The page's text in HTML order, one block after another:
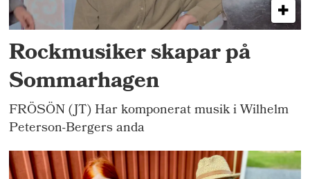
Rockmusiker skapar på
Sommarhagen
FRÖSÖN (JT) Har komponerat musik i Wilhelm
Peterson-Bergers anda